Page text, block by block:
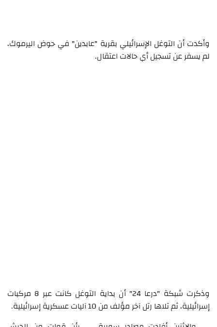
وأكدت أن التوغل الإسرائيلي بقرية "عابدين" في حوض اليرموك،
لم يسفر عن تسجيل أي حالات اعتقال.
وذكرت شبكة "درعا 24" أن بداية التوغل كانت عبر 8 مركبات
إسرائيلية، ثم تلاها رتل آخر مؤلف من 10 آليات عسكرية إسرائيلية.